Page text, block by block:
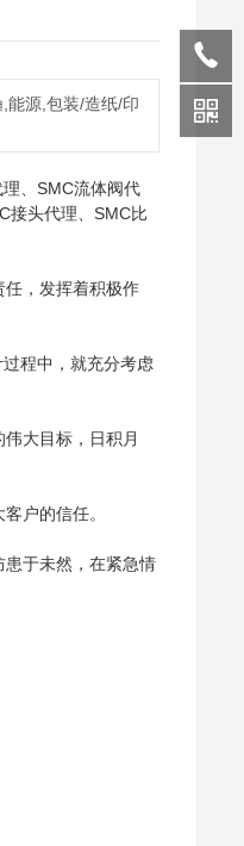
能源,包装/造纸/印
、SMC流体阀代
接头代理、SMC比
，发挥着积极作
程中，就充分考虑
大目标，日积月
户的信任。
于未然，在紧急情